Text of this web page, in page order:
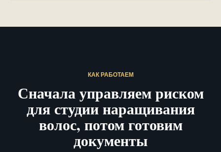
КАК РАБОТАЕМ
Сначала управляем риском
для студии наращивания
волос, потом готовим
документы